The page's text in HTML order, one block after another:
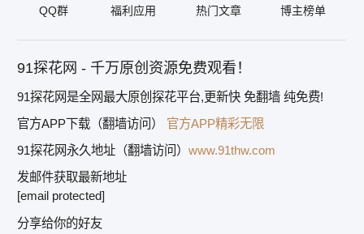
QQ群 福利应用 热门文章 博主榜单
91探花网 - 千万原创资源免费观看！
91探花网是全网最大原创探花平台,更新快 免翻墙 纯免费!
官方APP下载（翻墙访问）
官方APP精彩无限
91探花网永久地址（翻墙访问） www.91thw.com
发邮件获取最新地址
[email protected]
分享给你的好友